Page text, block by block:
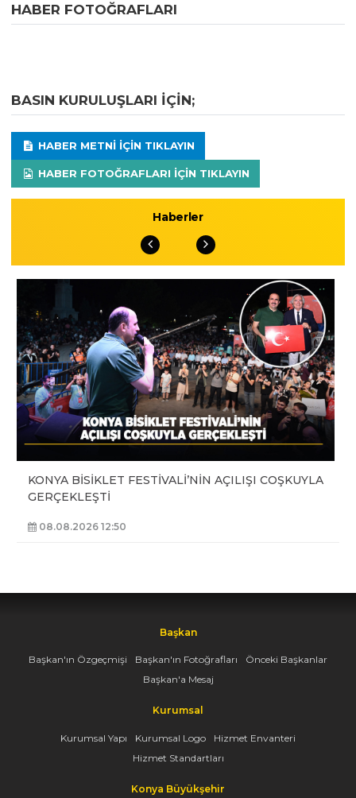
HABER FOTOĞRAFLARI
BASIN KURULUŞLARI IÇIN;
HABER METNI IÇIN TIKLAYIN
HABER FOTOĞRAFLARI IÇIN TIKLAYIN
Haberler
KONYA BİSİKLET FESTİVALİ’NİN AÇILIŞI COŞKUYLA
GERÇEKLEŞTİ
08.08.2026 12:50
Başkan
Başkan'ın Özgeçmişi Başkan'ın Fotoğrafları
Önceki Başkanlar
Başkan'a Mesaj
Kurumsal
Kurumsal Yapı Kurumsal Logo
Hizmet Envanteri
Hizmet Standartları
Konya Büyükşehir